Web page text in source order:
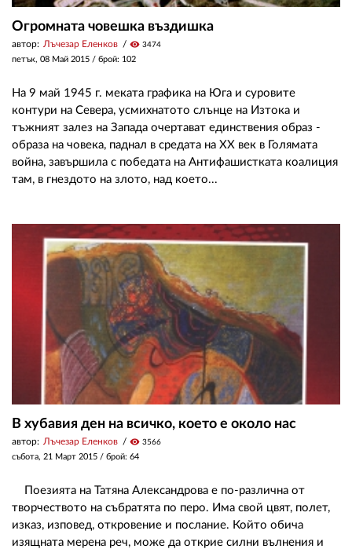
Огромната човешка въздишка
автор: Лъчезар Еленков visibility 3474
петък, 08 Май 2015 / брой: 102
На 9 май 1945 г. меката графика на Юга и суровите
контури на Севера, усмихнатото слънце на Изтока и
тъжният залез на Запада очертават единствения образ -
образа на човека, паднал в средата на ХХ век в Голямата
война, завършила с победата на Антифашистката коалиция
там, в гнездото на злото, над което...
В хубавия ден на всичко, което е около нас
автор: Лъчезар Еленков visibility 3566
събота, 21 Март 2015 / брой: 64
Поезията на Татяна Александрова е по-различна от
творчеството на събратята по перо. Има свой цвят, полет,
изказ, изповед, откровение и послание. Който обича
изящната мерена реч, може да открие силни вълнения и